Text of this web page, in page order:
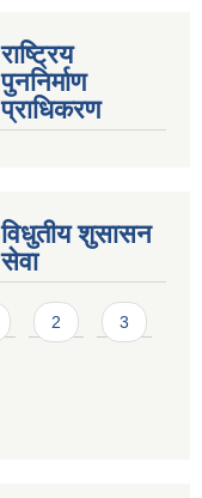
राष्ट्रिय
पुननिर्माण
प्राधिकरण
विधुतीय शुसासन
सेवा
2 3